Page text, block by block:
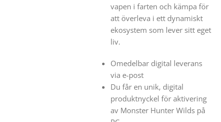
vapen i farten och kämpa för
att överleva i ett dynamiskt
ekosystem som lever sitt eget
liv.
Omedelbar digital leverans
via e-post
Du får en unik, digital
produktnyckel för aktivering
av Monster Hunter Wilds på